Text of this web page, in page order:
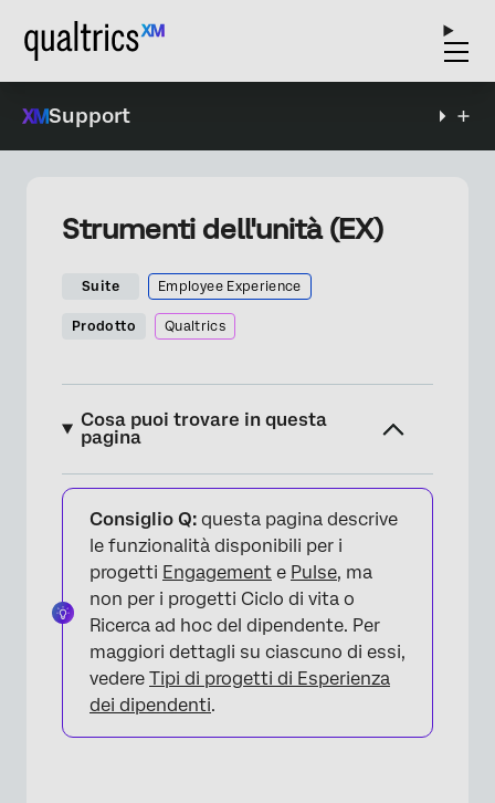
Support
Strumenti dell'unità (EX)
Suite Employee Experience
Prodotto Qualtrics
Cosa puoi trovare in questa
pagina
Informazioni sugli Strumenti Unitari
Lista degli strumenti dell'Unità
FAQs
Consiglio Q: questa pagina descrive
le funzionalità disponibili per i
progetti Engagement e Pulse, ma
non per i progetti Ciclo di vita o
Ricerca ad hoc del dipendente. Per
maggiori dettagli su ciascuno di essi,
vedere Tipi di progetti di Esperienza
dei dipendenti.